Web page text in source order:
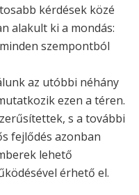
kérdések közé
alakult ki a mondás:
szempontból
az utóbbi néhány
ezen a téren.
s a további
fejlődés azonban
lehető
érhető el.